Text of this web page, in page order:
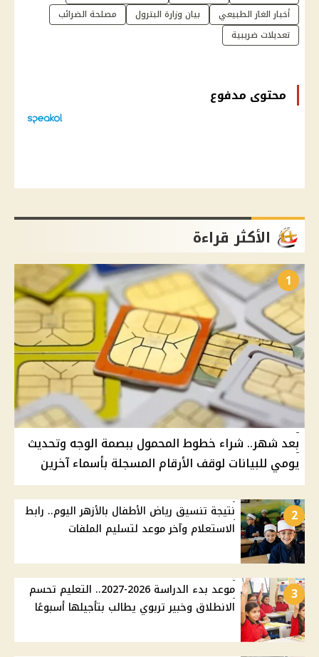
أخبار الغاز الطبيعي
بيان وزارة البترول
مصلحة الضرائب
تعديلات ضريبية
محتوى مدفوع
الأكثر قراءة
1
بعد شهر.. شراء خطوط المحمول ببصمة الوجه وتحديث
يومي للبيانات لوقف الأرقام المسجلة بأسماء آخرين
2
نتيجة تنسيق رياض الأطفال بالأزهر اليوم.. رابط
الاستعلام وآخر موعد لتسليم الملفات
3
موعد بدء الدراسة 2026-2027.. التعليم تحسم
الانطلاق وخبير تربوي يطالب بتأجيلها أسبوعًا